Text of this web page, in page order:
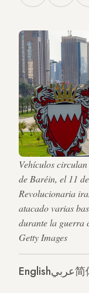
Vehículos
de Baréin, el 11
Revolucionaria
atacado varias
durante la guerra
Getty Images
Englishعربي简